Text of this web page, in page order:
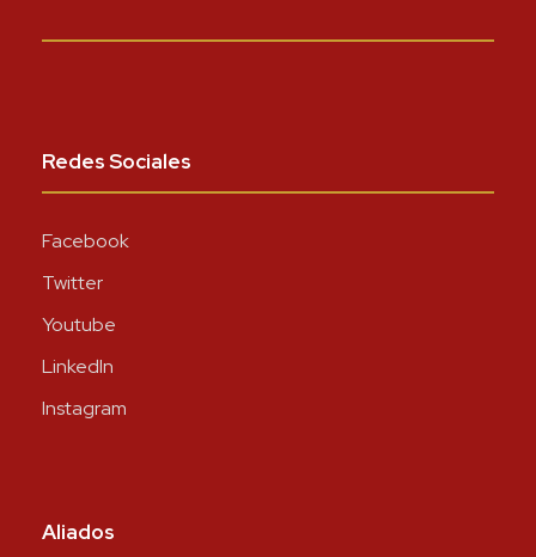
Redes Sociales
Facebook
Twitter
Youtube
LinkedIn
Instagram
Aliados